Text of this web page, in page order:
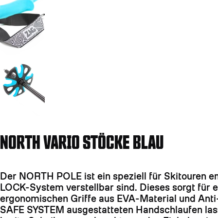
NORTH VARIO STÖCKE BLAU
Der NORTH POLE ist ein speziell für Skitouren
LOCK-System verstellbar sind. Dieses sorgt für
ergonomischen Griffe aus EVA-Material und
SAFE SYSTEM ausgestatteten Handschlaufen